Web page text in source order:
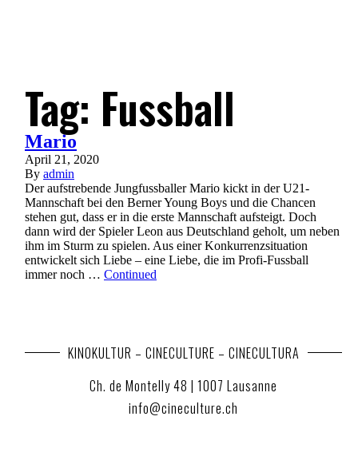
Tag: Fussball
Mario
April 21, 2020
By admin
Der aufstrebende Jungfussballer Mario kickt in der U21-
Mannschaft bei den Berner Young Boys und die Chancen
stehen gut, dass er in die erste Mannschaft aufsteigt. Doch
dann wird der Spieler Leon aus Deutschland geholt, um neben
ihm im Sturm zu spielen. Aus einer Konkurrenzsituation
entwickelt sich Liebe – eine Liebe, die im Profi-Fussball
immer noch … Continued
KINOKULTUR – CINECULTURE – CINECULTURA
Ch. de Montelly 48 | 1007 Lausanne
info@cineculture.ch